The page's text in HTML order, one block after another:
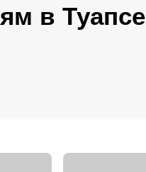
в Туапсе